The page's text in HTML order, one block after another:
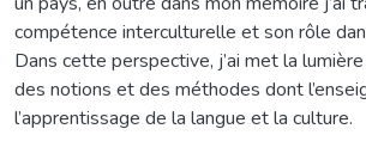
compétence interculturelle et son rôle
Dans cette perspective, j’ai met la
des notions et des méthodes dont
l’apprentissage de la langue et la culture.